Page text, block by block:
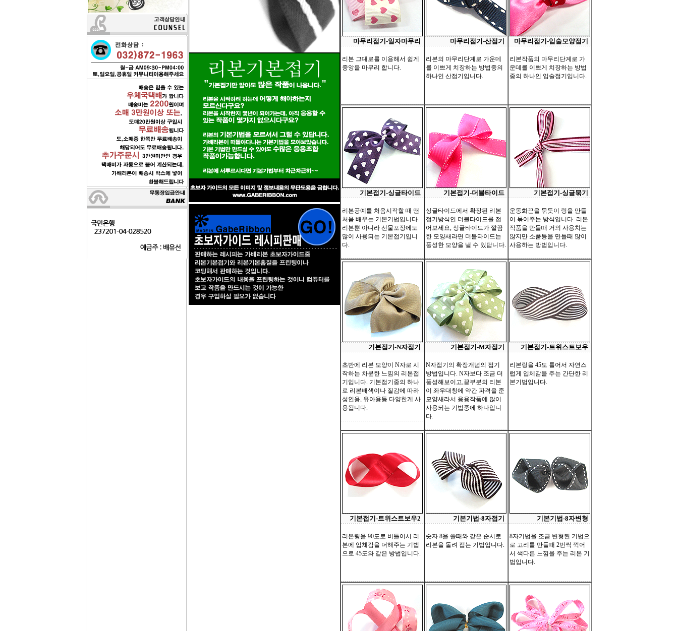
마무리접기-일자마무리
리본 그대로를 이용해서 쉽게
중앙을 마무리 합니다.
마무리접기-산접기
리본의 마무리단계로 가운데
를 이쁘게 치장하는 방법중의
하나인 산접기입니다.
마무리접기-입술모양접기
리본작품의 마무리단계로 가
운데를 이쁘게 치장하는 방법
중의 하나인 입술접기입니다.
기본접기-싱글타이드
리본공예를 처음시작할 때 맨
처음 배우는 기본기법입니다.
리본뿐 아니라 선물포장에도
많이 사용되는 기본접기입니
다.
기본접기-더블타이드
싱글타이드에서 확장된 리본
접기방식인 더블타이드를 접
어보세요, 싱글타이드가 깔끔
한 모양새라면 더블타이드는
풍성한 모양을 낼 수 있답니다.
기본접기-싱글묶기
운동화끈을 묶듯이 링을 만들
어 묶어주는 방식입니다. 리본
작품을 만들때 거의 사용치는
않지만 소품등을 만들때 많이
사용하는 방법입니다.
기본접기-N자접기
초반에 리본 모양이 N자로 시
작하는 차분한 느낌의 리본접
기입니다. 기본접기중의 하나
로 리본배색이나 질감에 따라
성인용, 유아용등 다양한게 사
용됩니다.
기본접기-M자접기
N자접기의 확장개념의 접기
방법입니다. N자보다 조금 더
풍성해보이고,끝부분의 리본
이 좌우대칭에 약간 파격을 준
모양새라서 응용작품에 많이
사용되는 기법중에 하나입니
다.
기본접기-트위스트보우
리본링을 45도 틀어서 자연스
럽게 입체감을 주는 간단한 리
본기법입니다.
기본접기-트위스트보우2
리본링을 90도로 비틀어서 리
본에 입체감을 더해주는 기법
으로 45도와 같은 방법입니다.
기본기법-8자접기
숫자 8을 쓸때와 같은 순서로
리본을 돌려 접는 기법입니다.
기본기법-8자변형
8자기법을 조금 변형된 기법으
로 고리를 만들때 2번씩 꺽어
서 색다른 느낌을 주는 리본 기
법입니다.